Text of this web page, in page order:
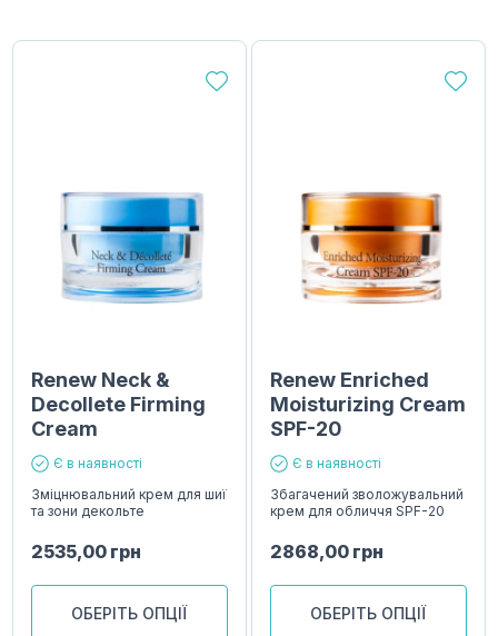
Renew Neck &
Decollete Firming
Cream
Є в наявності
Зміцнювальний крем для шиї
та зони декольте
2535,00 грн
ОБЕРІТЬ ОПЦІЇ
Renew Enriched
Moisturizing Cream
SPF-20
Є в наявності
Збагачений зволожувальний
крем для обличчя SPF-20
2868,00 грн
ОБЕРІТЬ ОПЦІЇ